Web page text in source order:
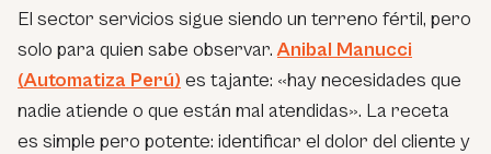
El sector servicios sigue siendo un terreno fértil, pero
solo para quien sabe observar.Anibal Manucci
(Automatiza Perú) es tajante: «hay necesidades que
nadie atiende o que están mal atendidas». La receta
es simple pero potente: identificar el dolor del cliente y